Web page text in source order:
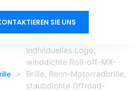
SIE UNS
>
Individuelles Logo,
winddichte Roll-off-MX-
Brille, Renn-Motorradbrille,
staubdichte Offroad-